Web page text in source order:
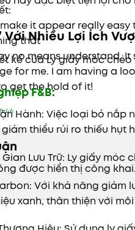
Với Nhiều Lợi Ích
kế của Ly giấy móc
F&B:
Hành: Việc loại bỏ nắp
thiểu rủi ro thiếu hụt
Lưu Trữ: Ly giấy móc
Với khả năng giảm
xanh, thân thiện với
it appear really
that
no means understand.
for me. I am having a
get the hold of it!
được hiển thị công khai.